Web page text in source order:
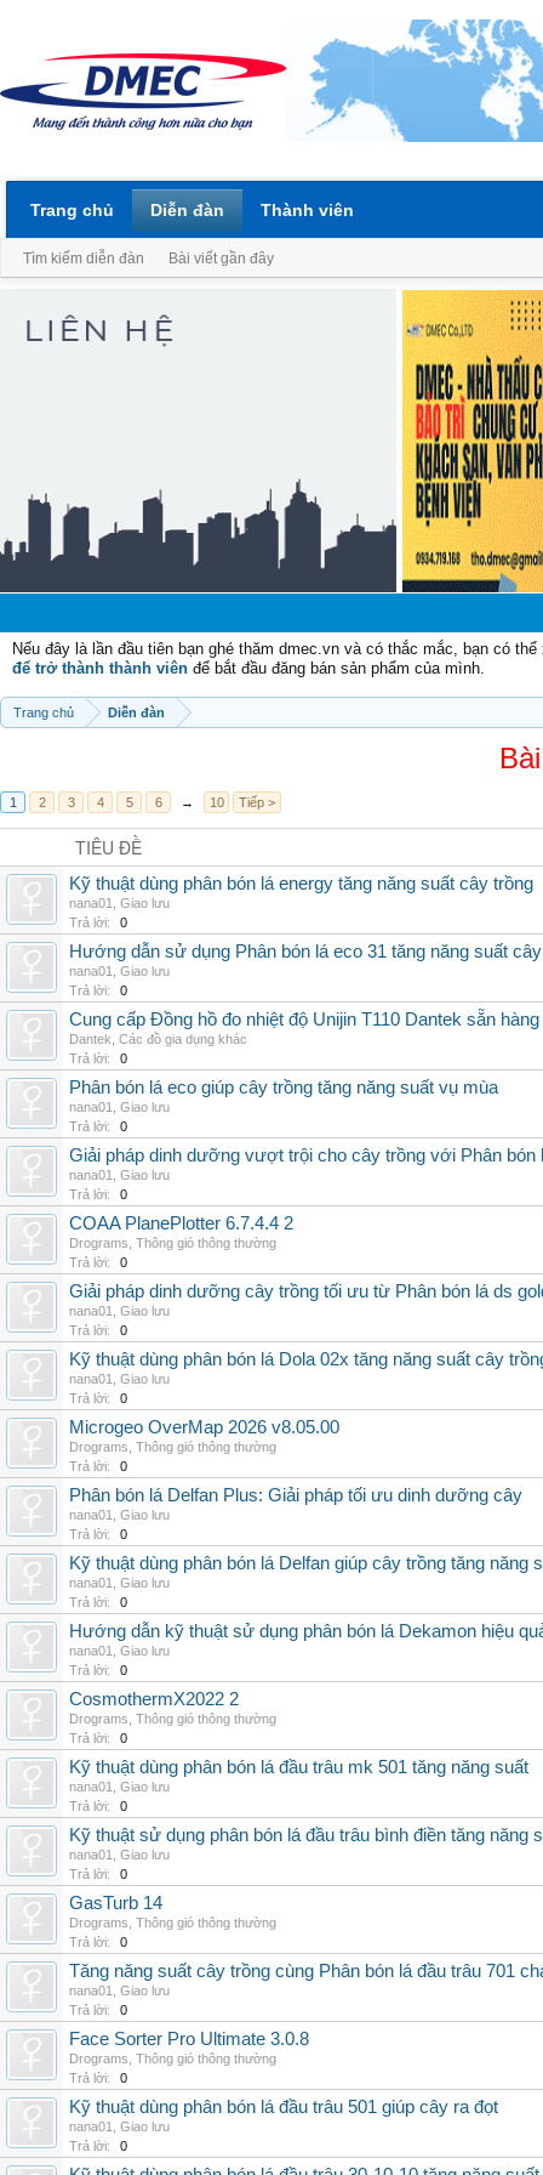
Nếu đây là lần đầu tiên bạn ghé thăm dmec.vn và có thắc mắc, bạn có
để trở thành thành viên để bắt đầu đăng bán sản phẩm của mình.
Trang chủ Diễn đàn
1 2 3 4 5 6 → 10 Tiếp >
TIÊU ĐỀ
Kỹ thuật dùng phân bón lá energy tăng năng suất cây trồng
nana01
Giao lưu
Trả lời:
0
Hướng dẫn sử dụng Phân bón lá eco 31 tăng năng suất cây
nana01
Giao lưu
Trả lời:
0
Cung cấp Đồng hồ đo nhiệt độ Unijin T110 Dantek sẵn
Dantek Các đồ gia dụng khác
Trả lời:
0
Phân bón lá eco giúp cây trồng tăng năng suất vụ mùa
nana01
Giao lưu
Trả lời:
0
Giải pháp dinh dưỡng vượt trội cho cây trồng với Phân bón
nana01
Giao lưu
Trả lời:
0
COAA PlanePlotter 6.7.4.4 2
Drograms Thông gió thông thường
Trả lời:
0
Giải pháp dinh dưỡng cây trồng tối ưu từ Phân bón lá ds
nana01
Giao lưu
Trả lời:
0
Kỹ thuật dùng phân bón lá Dola 02x tăng năng suất cây
nana01
Giao lưu
Trả lời:
0
Microgeo OverMap 2026 v8.05.00
Drograms Thông gió thông thường
Trả lời:
0
Phân bón lá Delfan Plus: Giải pháp tối ưu dinh dưỡng cây
nana01
Giao lưu
Trả lời:
0
Kỹ thuật dùng phân bón lá Delfan giúp cây trồng tăng năng
nana01
Giao lưu
Trả lời:
0
Hướng dẫn kỹ thuật sử dụng phân bón lá Dekamon hiệu
nana01
Giao lưu
Trả lời:
0
CosmothermX2022 2
Drograms Thông gió thông thường
Trả lời:
0
Kỹ thuật dùng phân bón lá đầu trâu mk 501 tăng năng suất
nana01
Giao lưu
Trả lời:
0
Kỹ thuật sử dụng phân bón lá đầu trâu bình điền tăng năng
nana01
Giao lưu
Trả lời:
0
GasTurb 14
Drograms Thông gió thông thường
Trả lời:
0
Tăng năng suất cây trồng cùng Phân bón lá đầu trâu 701
nana01
Giao lưu
Trả lời:
0
Face Sorter Pro Ultimate 3.0.8
Drograms Thông gió thông thường
Trả lời:
0
Kỹ thuật dùng phân bón lá đầu trâu 501 giúp cây ra đọt
nana01
Giao lưu
Trả lời:
0
Trang chủ Diễn đàn
Tìm kiếm diễn đàn Bài viết gần đây
Thành viên